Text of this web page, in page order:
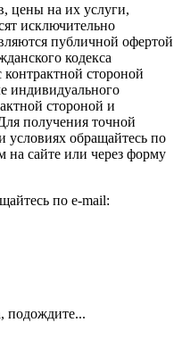
цены на их услуги,
исключительно
публичной офертой
кодекса
стороной
индивидуального
стороной и
получения точной
условиях обращайтесь по
на сайте или через форму
по e-mail:
подождите...